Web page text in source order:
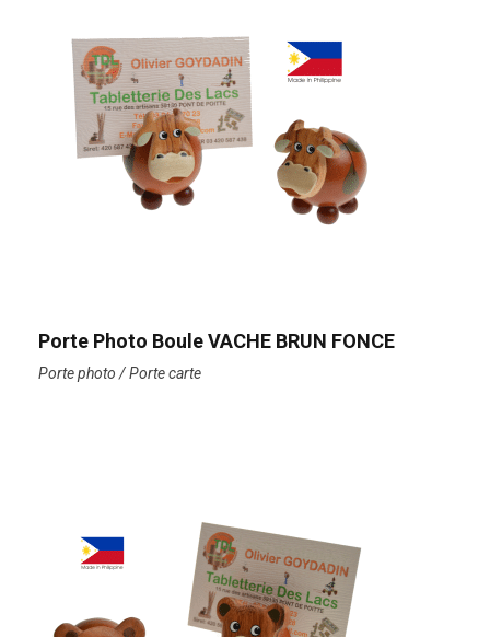
Porte Photo Boule VACHE BRUN FONCE
Porte photo / Porte carte